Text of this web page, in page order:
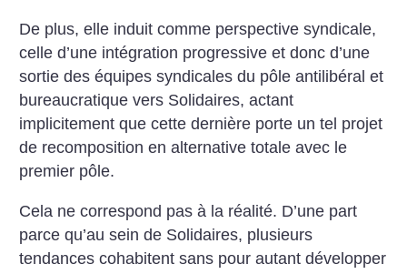
De plus, elle induit comme perspective syndicale,
celle d’une intégration progressive et donc d’une
sortie des équipes syndicales du pôle antilibéral et
bureaucratique vers Solidaires, actant
implicitement que cette dernière porte un tel projet
de recomposition en alternative totale avec le
premier pôle.
Cela ne correspond pas à la réalité. D’une part
parce qu’au sein de Solidaires, plusieurs
tendances cohabitent sans pour autant développer